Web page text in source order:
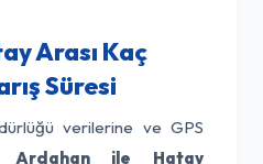
Arası Kaç
Süresi
verilerine ve GPS
Ardahan ile Hatay